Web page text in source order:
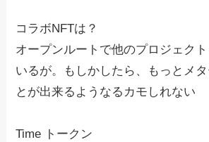
コラボNFTは？
オープンルートで他のプロジェク
いるが。もしかしたら、もっとメ
とが出来るようなるカモしれない
Time トークン